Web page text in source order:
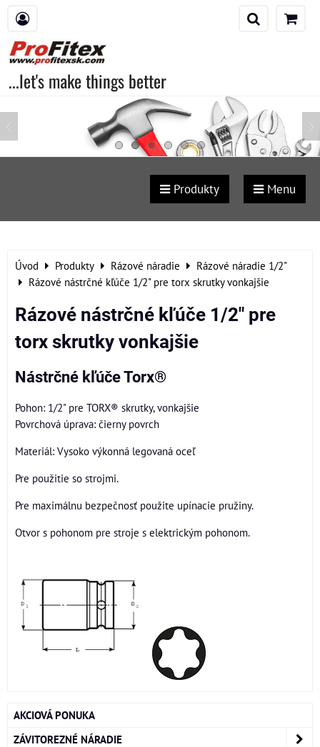
...let's make things better
Produkty Menu
Úvod Produkty Rázové náradie
Rázové náradie 1/2"
Rázové nástrčné kľúče 1/2" pre torx skrutky vonkajšie
Rázové nástrčné kľúče 1/2" pre
torx skrutky vonkajšie
Nástrčné kľúče Torx®
Pohon: 1/2" pre TORX® skrutky, vonkajšie
Povrchová úprava: čierny povrch
Materiál: Vysoko výkonná legovaná oceľ
Pre použitie so strojmi.
Pre maximálnu bezpečnosť použite upínacie pružiny.
Otvor s pohonom pre stroje s elektrickým pohonom.
AKCIOVÁ PONUKA
ZÁVITOREZNÉ NÁRADIE